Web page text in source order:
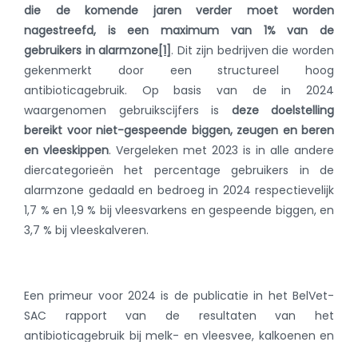
die de komende jaren verder moet worden
nagestreefd, is een maximum van 1% van de
gebruikers in alarmzone [1] . Dit zijn bedrijven die worden
gekenmerkt door een structureel hoog
antibioticagebruik. Op basis van de in 2024
waargenomen gebruikscijfers is deze doelstelling
bereikt voor niet-gespeende biggen, zeugen en beren
en vleeskippen. Vergeleken met 2023 is in alle andere
diercategorieën het percentage gebruikers in de
alarmzone gedaald en bedroeg in 2024 respectievelijk
1,7 % en 1,9 % bij vleesvarkens en gespeende biggen, en
3,7 % bij vleeskalveren.
Een primeur voor 2024 is de publicatie in het BelVet-
SAC rapport van de resultaten van het
antibioticagebruik bij melk- en vleesvee, kalkoenen en